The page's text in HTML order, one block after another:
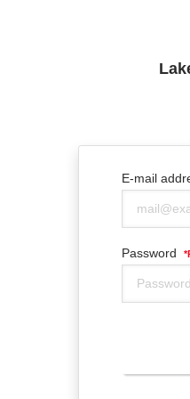
E-mail
Password *